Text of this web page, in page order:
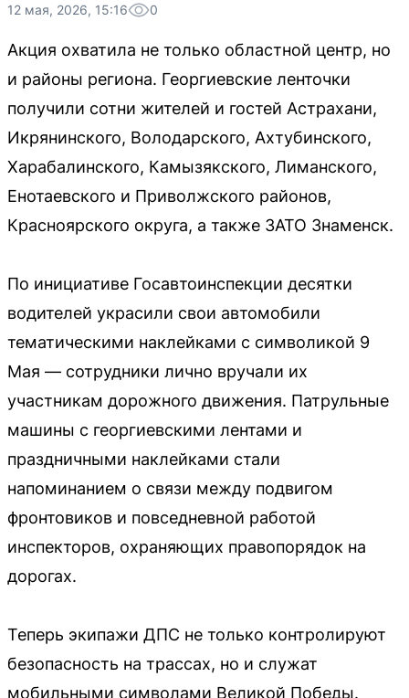
12 мая, 2026, 15:16 0
Акция охватила не только областной центр, но
и районы региона. Георгиевские ленточки
получили сотни жителей и гостей Астрахани,
Икрянинского, Володарского, Ахтубинского,
Харабалинского, Камызякского, Лиманского,
Енотаевского и Приволжского районов,
Красноярского округа, а также ЗАТО Знаменск.
По инициативе Госавтоинспекции десятки
водителей украсили свои автомобили
тематическими наклейками с символикой 9
Мая — сотрудники лично вручали их
участникам дорожного движения. Патрульные
машины с георгиевскими лентами и
праздничными наклейками стали
напоминанием о связи между подвигом
фронтовиков и повседневной работой
инспекторов, охраняющих правопорядок на
дорогах.
Теперь экипажи ДПС не только контролируют
безопасность на трассах, но и служат
мобильными символами Великой Победы.